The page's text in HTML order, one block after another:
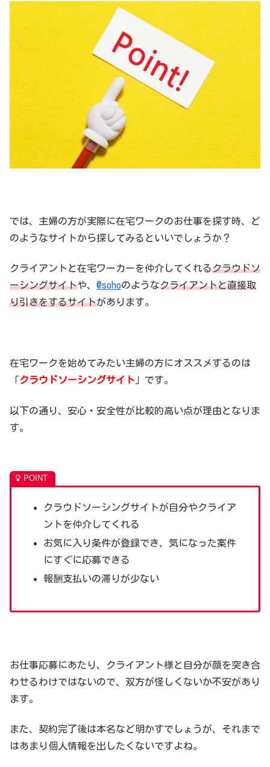
では、主婦の方が実際に在宅ワークのお仕事を探す時、ど
のようなサイトから探してみるといいでしょうか？
クライアントと在宅ワーカーを仲介してくれるクラウドソ
ーシングサイトや、 @sohoのようなクライアントと直接取
り引きをするサイトがあります。
在宅ワークを始めてみたい主婦の方にオススメするのは
「クラウドソーシングサイト 」です。
以下の通り、安心・安全性が比較的高い点が理由となりま
す。
クラウドソーシングサイトが自分やクライア
ントを仲介してくれる
お気に入り条件が登録でき、気になった案件
にすぐに応募できる
報酬支払いの滞りが少ない
お仕事応募にあたり、クライアント様と自分が顔を突き合
わせるわけではないので、双方が怪しくないか不安があり
ます。
また、契約完了後は本名など明かすでしょうが、それまで
はあまり個人情報を出したくないですよね。